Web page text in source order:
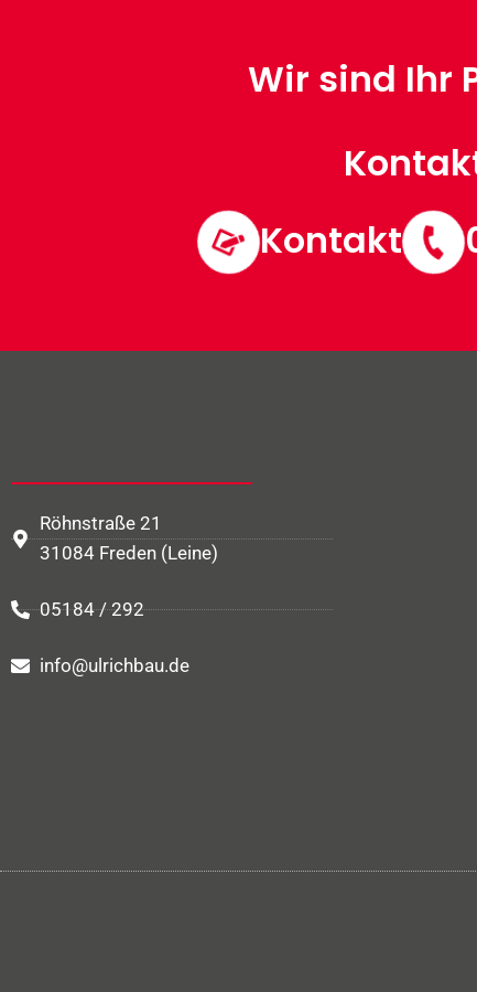
Wir sind Ihr
Kontakt
Röhnstraße 21
31084 Freden (Leine)
05184 / 292
info@ulrichbau.de